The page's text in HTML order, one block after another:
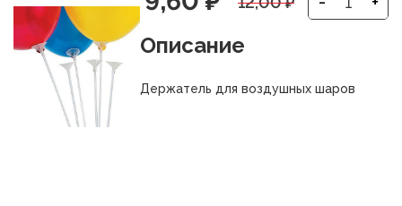
цена
составляла
цена:
9,60 ₽.
Описание
Держатель для воздушных шаров